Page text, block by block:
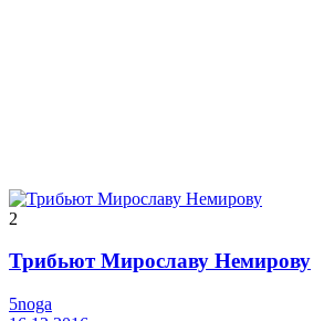
2
Трибьют Мирославу Немирову
5noga